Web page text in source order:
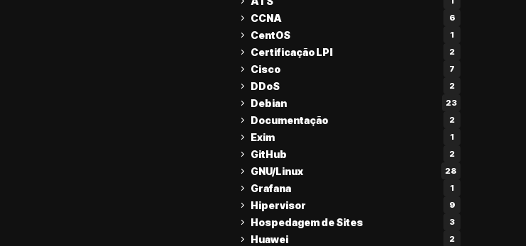
CCNA 6
CentOS 1
Certificação LPI 2
Cisco 7
DDoS 2
Debian 23
Documentação 2
Exim 1
GitHub 2
GNU/Linux 28
Grafana 1
Hipervisor 9
Hospedagem de Sites 3
Huawei 2